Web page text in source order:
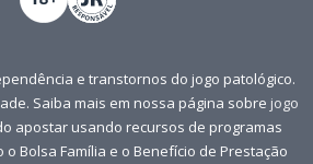
e transtornos do jogo patológico.
Saiba mais em nossa página sobre jogo
apostar usando recursos de programas
o Bolsa Família e o Benefício de Prestação